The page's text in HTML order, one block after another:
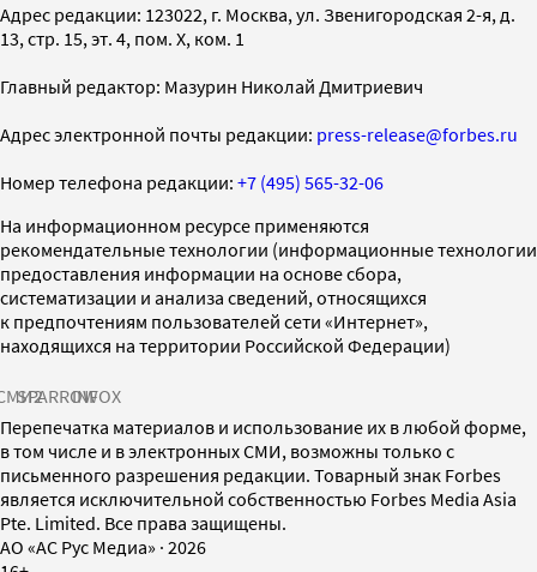
Адрес редакции: 123022, г. Москва, ул. Звенигородская 2-я, д.
13, стр. 15, эт. 4, пом. X, ком. 1
Главный редактор: Мазурин Николай Дмитриевич
Адрес электронной почты редакции: press-release@forbes.ru
Номер телефона редакции: +7 (495) 565-32-06
На информационном ресурсе применяются
рекомендательные технологии (информационные технологии
предоставления информации на основе сбора,
систематизации и анализа сведений, относящихся
к предпочтениям пользователей сети «Интернет»,
находящихся на территории Российской Федерации)
SPARROWINFOX
Перепечатка материалов и использование их в любой форме,
в том числе и в электронных СМИ, возможны только с
письменного разрешения редакции. Товарный знак Forbes
является исключительной собственностью Forbes Media Asia
Pte. Limited. Все права защищены.
AO «АС Рус Медиа» · 2026